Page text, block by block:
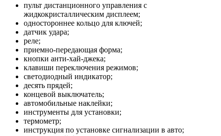
пульт дистанционного управления с
жидкокристаллическим дисплеем;
одностороннее кольцо для ключей;
датчик удара;
реле;
приемно-передающая форма;
кнопки анти-хай-джека;
клавиши переключения режимов;
светодиодный индикатор;
десять прядей;
концевой выключатель;
автомобильные наклейки;
инструменты для установки;
термометр;
инструкция по установке сигнализации в авто;